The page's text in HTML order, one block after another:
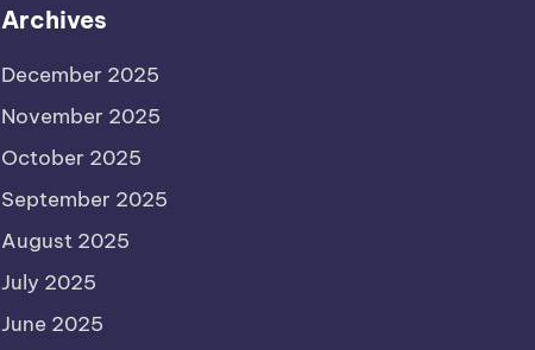
Archives
December 2025
November 2025
October 2025
September 2025
August 2025
July 2025
June 2025